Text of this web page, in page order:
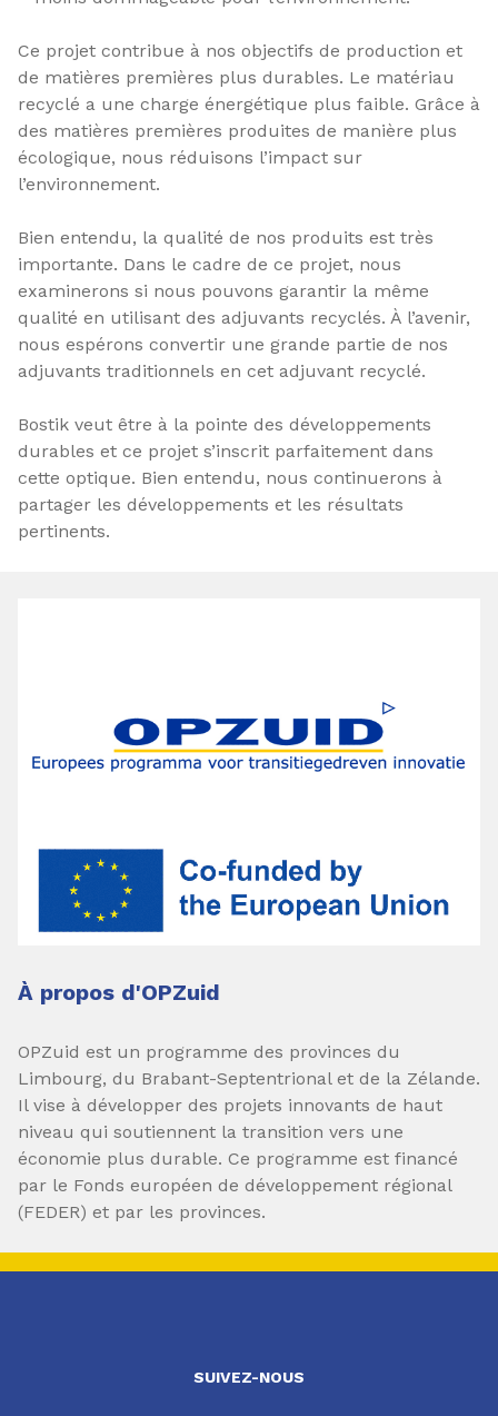
Ce projet contribue à nos objectifs de production et
de matières premières plus durables. Le matériau
recyclé a une charge énergétique plus faible. Grâce à
des matières premières produites de manière plus
écologique, nous réduisons l’impact sur
l’environnement.
Bien entendu, la qualité de nos produits est très
importante. Dans le cadre de ce projet, nous
examinerons si nous pouvons garantir la même
qualité en utilisant des adjuvants recyclés. À l’avenir,
nous espérons convertir une grande partie de nos
adjuvants traditionnels en cet adjuvant recyclé.
Bostik veut être à la pointe des développements
durables et ce projet s’inscrit parfaitement dans
cette optique. Bien entendu, nous continuerons à
partager les développements et les résultats
pertinents.
À propos d'OPZuid
OPZuid est un programme des provinces du
Limbourg, du Brabant-Septentrional et de la Zélande.
Il vise à développer des projets innovants de haut
niveau qui soutiennent la transition vers une
économie plus durable. Ce programme est financé
par le Fonds européen de développement régional
(FEDER) et par les provinces.
SUIVEZ-NOUS